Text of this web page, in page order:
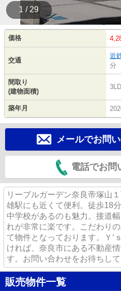
1 / 29
価格
交通
近
分
間取り
(建物面積)
築年月
メールでお問
電話でお問
リーブルガーデン奈良帝塚山
雄駅にも近くて便利。徒歩18
中学校があるのも魅力。接道
れが非常に楽です。こだわり
て物件となっております。Ｙ
ければ、奈良市にある不動産
す。お問い合わせをお待ちして
販売物件一覧